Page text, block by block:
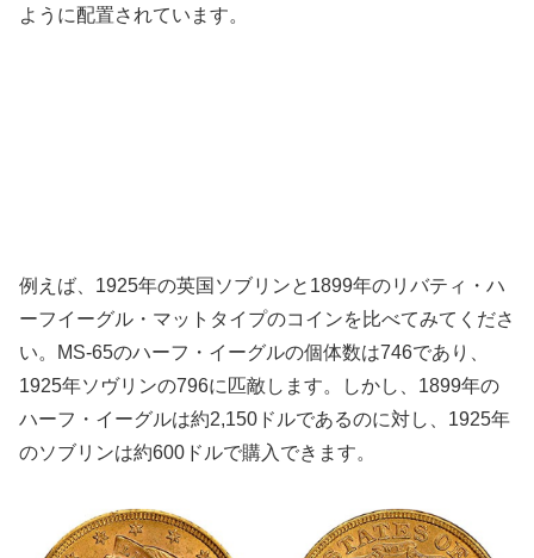
ように配置されています。
例えば、1925年の英国ソブリンと1899年のリバティ・ハ
ーフイーグル・マットタイプのコインを比べてみてくださ
い。MS-65のハーフ・イーグルの個体数は746であり、
1925年ソヴリンの796に匹敵します。しかし、1899年の
ハーフ・イーグルは約2,150ドルであるのに対し、1925年
のソブリンは約600ドルで購入できます。